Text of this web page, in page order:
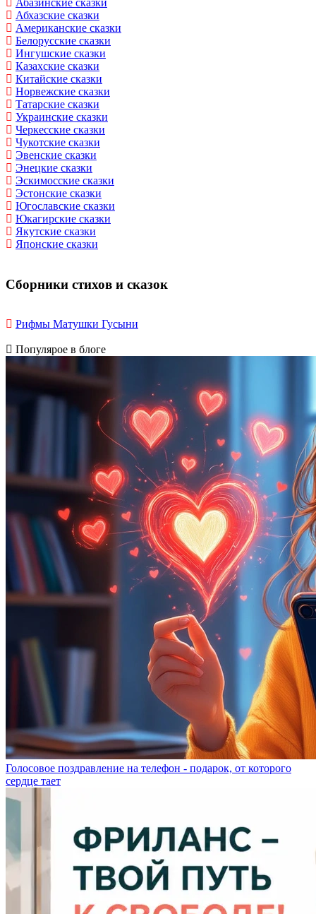
Абазинские сказки
Абхазские сказки
Американские сказки
Белорусские сказки
Ингушские сказки
Казахские сказки
Китайские сказки
Норвежские сказки
Татарские сказки
Украинские сказки
Черкесские сказки
Чукотские сказки
Эвенские сказки
Энецкие сказки
Эскимосские сказки
Эстонские сказки
Югославские сказки
Юкагирские сказки
Якутские сказки
Японские сказки
Сборники стихов и сказок
Рифмы Матушки Гусыни
Популярое в блоге
Голосовое поздравление на телефон - подарок, от которого
сердце тает